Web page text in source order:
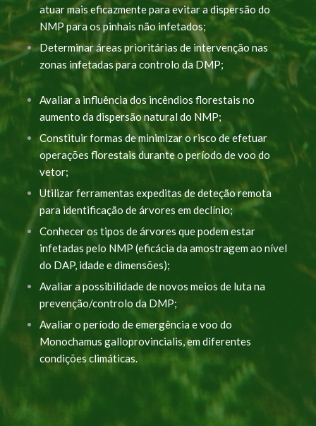
atuar mais eficazmente para evitar a dispersão do
NMP para os pinhais não infetados;
Determinar áreas prioritárias de intervenção nas
zonas infetadas para controlo da DMP;
Avaliar a influência dos incêndios florestais no
aumento da dispersão natural do NMP;
Constituir formas de minimizar o risco de efetuar
operações florestais durante o período de voo do
vetor;
Utilizar ferramentas expeditas de deteção remota
para identificação de árvores em declínio;
Conhecer os tipos de árvores que podem estar
infetadas pelo NMP (eficácia da amostragem ao nível
do DAP, idade e dimensões);
Avaliar a possibilidade de novos meios de luta na
prevenção/controlo da DMP;
Avaliar o período de emergência e voo do
Monochamus galloprovincialis, em diferentes
condições climáticas.